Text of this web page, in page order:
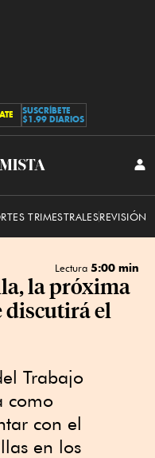
SUSCRÍBETE
$1.99 DIARIOS
TRIMESTRALESREVISIÓN
Lectura 5:00 min
la próxima
discutirá el
Trabajo
como
con el
en los